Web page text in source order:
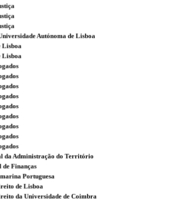
Autónoma de Lisboa
Lisboa
Lisboa
da Administração do Território
de Finanças
Portuguesa
de Lisboa
da Universidade de Coimbra